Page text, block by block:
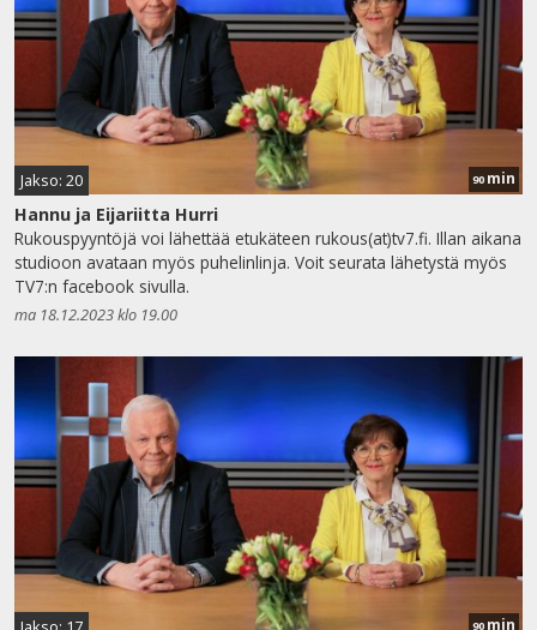
Jakso: 20 90 min
Hannu ja Eijariitta Hurri
Rukouspyyntöjä voi lähettää etukäteen rukous(at)tv7.fi. Illan aikana
studioon avataan myös puhelinlinja. Voit seurata lähetystä myös
TV7:n facebook sivulla.
ma 18.12.2023 klo 19.00
90 min